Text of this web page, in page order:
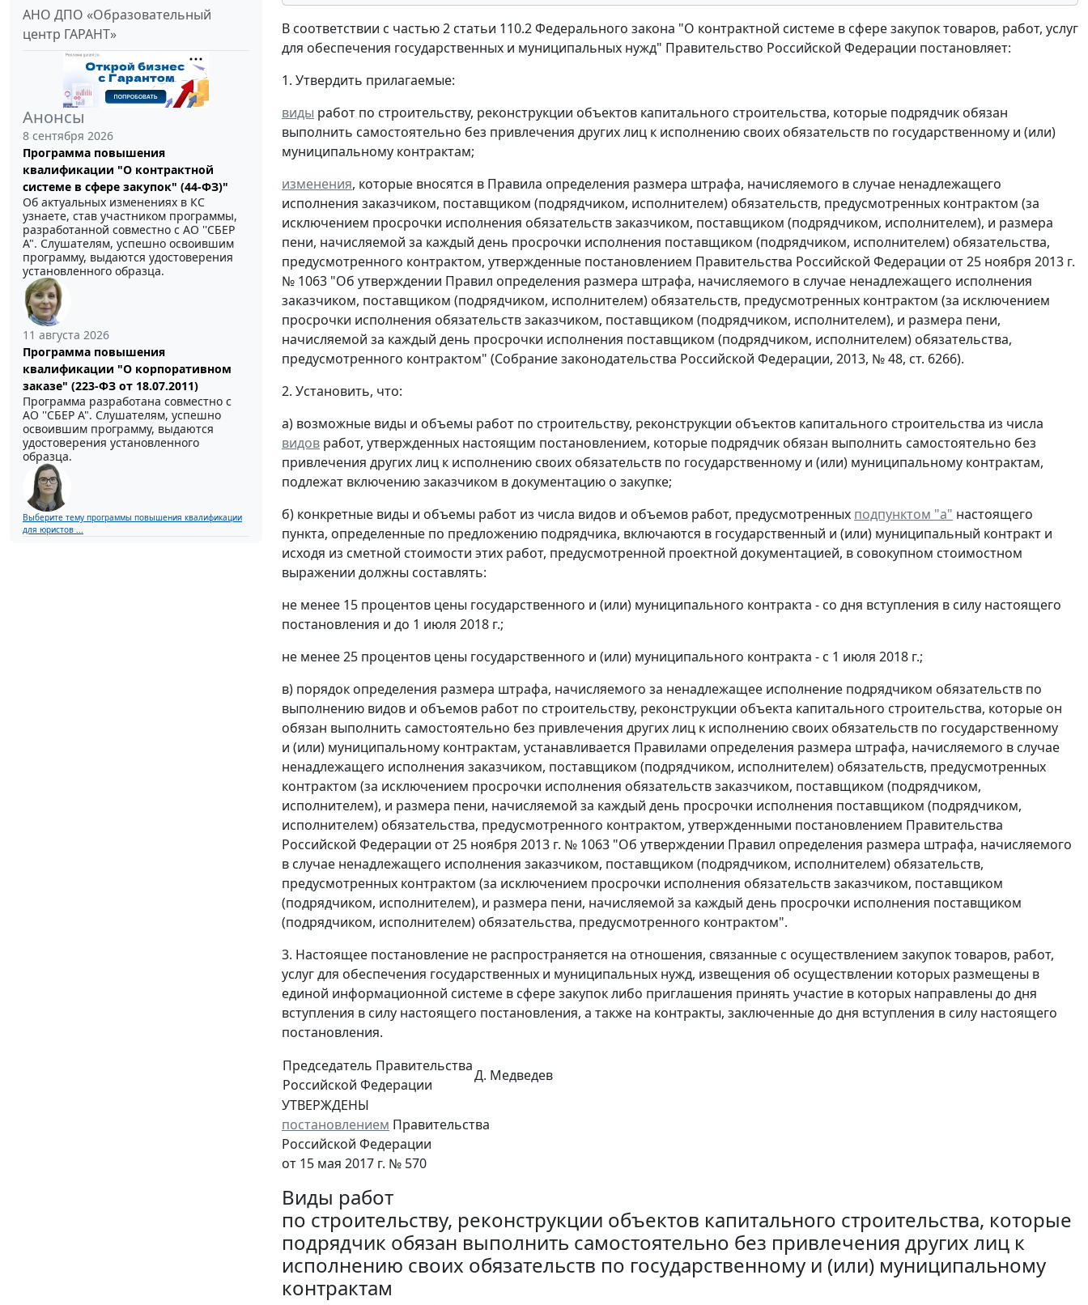
АНО ДПО «Образовательный
центр ГАРАНТ»
Анонсы
8 сентября 2026
Программа повышения
квалификации "О контрактной
системе в сфере закупок" (44-ФЗ)"
Об актуальных изменениях в КС
узнаете, став участником программы,
разработанной совместно с АО ''СБЕР
А". Слушателям, успешно освоившим
программу, выдаются удостоверения
установленного образца.
11 августа 2026
Программа повышения
квалификации "О корпоративном
заказе" (223-ФЗ от 18.07.2011)
Программа разработана совместно с
АО ''СБЕР А". Слушателям, успешно
освоившим программу, выдаются
удостоверения установленного
образца.
Выберите тему программы повышения квалификации
для юристов ...
В соответствии с частью 2 статьи 110.2 Федерального закона "О контрактной системе в сфере закупок товаров, работ, услуг
для обеспечения государственных и муниципальных нужд" Правительство Российской Федерации постановляет:
1. Утвердить прилагаемые:
виды работ по строительству, реконструкции объектов капитального строительства, которые подрядчик обязан
выполнить самостоятельно без привлечения других лиц к исполнению своих обязательств по государственному и (или)
муниципальному контрактам;
изменения, которые вносятся в Правила определения размера штрафа, начисляемого в случае ненадлежащего
исполнения заказчиком, поставщиком (подрядчиком, исполнителем) обязательств, предусмотренных контрактом (за
исключением просрочки исполнения обязательств заказчиком, поставщиком (подрядчиком, исполнителем), и размера
пени, начисляемой за каждый день просрочки исполнения поставщиком (подрядчиком, исполнителем) обязательства,
предусмотренного контрактом, утвержденные постановлением Правительства Российской Федерации от 25 ноября 2013 г.
№ 1063 "Об утверждении Правил определения размера штрафа, начисляемого в случае ненадлежащего исполнения
заказчиком, поставщиком (подрядчиком, исполнителем) обязательств, предусмотренных контрактом (за исключением
просрочки исполнения обязательств заказчиком, поставщиком (подрядчиком, исполнителем), и размера пени,
начисляемой за каждый день просрочки исполнения поставщиком (подрядчиком, исполнителем) обязательства,
предусмотренного контрактом" (Собрание законодательства Российской Федерации, 2013, № 48, ст. 6266).
2. Установить, что:
а) возможные виды и объемы работ по строительству, реконструкции объектов капитального строительства из числа
видов работ, утвержденных настоящим постановлением, которые подрядчик обязан выполнить самостоятельно без
привлечения других лиц к исполнению своих обязательств по государственному и (или) муниципальному контрактам,
подлежат включению заказчиком в документацию о закупке;
б) конкретные виды и объемы работ из числа видов и объемов работ, предусмотренных подпунктом "а" настоящего
пункта, определенные по предложению подрядчика, включаются в государственный и (или) муниципальный контракт и
исходя из сметной стоимости этих работ, предусмотренной проектной документацией, в совокупном стоимостном
выражении должны составлять:
не менее 15 процентов цены государственного и (или) муниципального контракта - со дня вступления в силу настоящего
постановления и до 1 июля 2018 г.;
не менее 25 процентов цены государственного и (или) муниципального контракта - с 1 июля 2018 г.;
в) порядок определения размера штрафа, начисляемого за ненадлежащее исполнение подрядчиком обязательств по
выполнению видов и объемов работ по строительству, реконструкции объекта капитального строительства, которые он
обязан выполнить самостоятельно без привлечения других лиц к исполнению своих обязательств по государственному
и (или) муниципальному контрактам, устанавливается Правилами определения размера штрафа, начисляемого в случае
ненадлежащего исполнения заказчиком, поставщиком (подрядчиком, исполнителем) обязательств, предусмотренных
контрактом (за исключением просрочки исполнения обязательств заказчиком, поставщиком (подрядчиком,
исполнителем), и размера пени, начисляемой за каждый день просрочки исполнения поставщиком (подрядчиком,
исполнителем) обязательства, предусмотренного контрактом, утвержденными постановлением Правительства
Российской Федерации от 25 ноября 2013 г. № 1063 "Об утверждении Правил определения размера штрафа, начисляемого
в случае ненадлежащего исполнения заказчиком, поставщиком (подрядчиком, исполнителем) обязательств,
предусмотренных контрактом (за исключением просрочки исполнения обязательств заказчиком, поставщиком
(подрядчиком, исполнителем), и размера пени, начисляемой за каждый день просрочки исполнения поставщиком
(подрядчиком, исполнителем) обязательства, предусмотренного контрактом".
3. Настоящее постановление не распространяется на отношения, связанные с осуществлением закупок товаров, работ,
услуг для обеспечения государственных и муниципальных нужд, извещения об осуществлении которых размещены в
единой информационной системе в сфере закупок либо приглашения принять участие в которых направлены до дня
вступления в силу настоящего постановления, а также на контракты, заключенные до дня вступления в силу настоящего
постановления.
Председатель Правительства
Российской Федерации
Д. Медведев
УТВЕРЖДЕНЫ
постановлением Правительства
Российской Федерации
от 15 мая 2017 г. № 570
Виды работ
по строительству, реконструкции объектов капитального строительства, которые
подрядчик обязан выполнить самостоятельно без привлечения других лиц к
исполнению своих обязательств по государственному и (или) муниципальному
контрактам